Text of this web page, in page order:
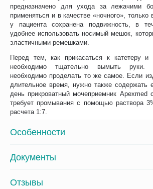
предназначено для ухода за лежачими
применяться и в качестве «ночного»,
у пациента сохранена подвижность, в
удобнее использовать носимый мешок,
эластичными ремешками.
Перед тем, как прикасаться к катетеру и
необходимо тщательно вымыть руки.
необходимо проделать то же самое. Если
длительное время, нужно также содержать
день прикроватный мочеприемник Apexmed
требует промывания с помощью раствора
расчета 1:7.
Особенности
Документы
Отзывы